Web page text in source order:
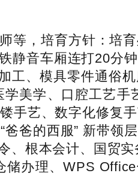
，培育方针：培
静音车厢连打20分
、模具零件通俗
美学、口腔工艺
手艺、数字化修复
爸的西服” 新带领
、根本会计、国贸
办理、WPS